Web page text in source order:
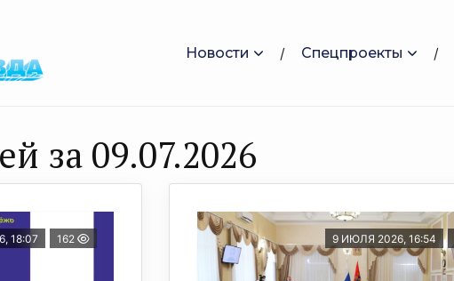
Новости Спецпроекты
за 09.07.2026
18:07 162 9 ИЮЛЯ 2026, 16:54